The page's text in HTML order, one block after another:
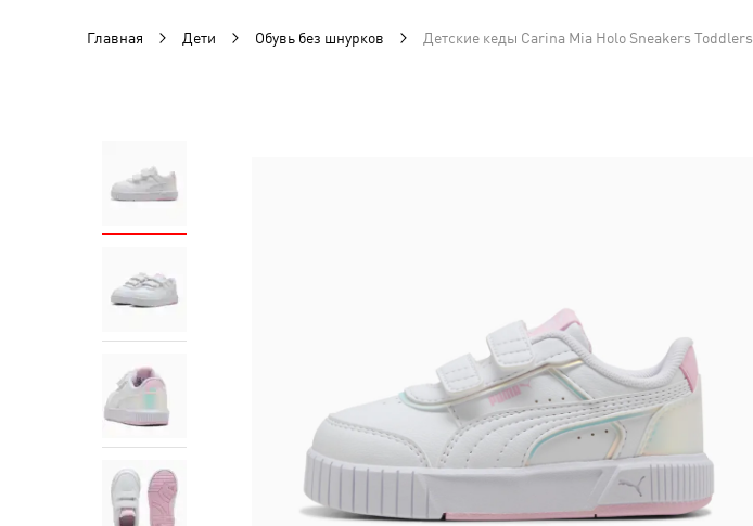
Главная Дети Обувь без шнурков Детские кеды Carina Mia Holo Sneakers Toddlers